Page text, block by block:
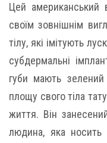
Цей американський
своїм зовнішнім
тілу, які імітують
субдермальні
губи мають
площу свого тіла
життя. Він
людина, яка носить